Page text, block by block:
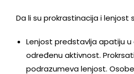
Da li su prokrastinacija i lenjost
Lenjost predstavlja apatiju u
određenu aktivnost.
podrazumeva lenjost.